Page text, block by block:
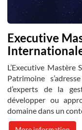
Executive
L’Executive
Patrimoine
d’experts de la
développer ou
domaine dans un